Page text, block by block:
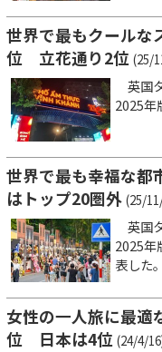
世界で最もクールな
位 立花通り2位 (25/
英国
2025年
世界で最も幸福な
はトップ20圏外 (25/
英国
2025年
表した
女性の一人旅に最適
位 日本は4位 (24/4/